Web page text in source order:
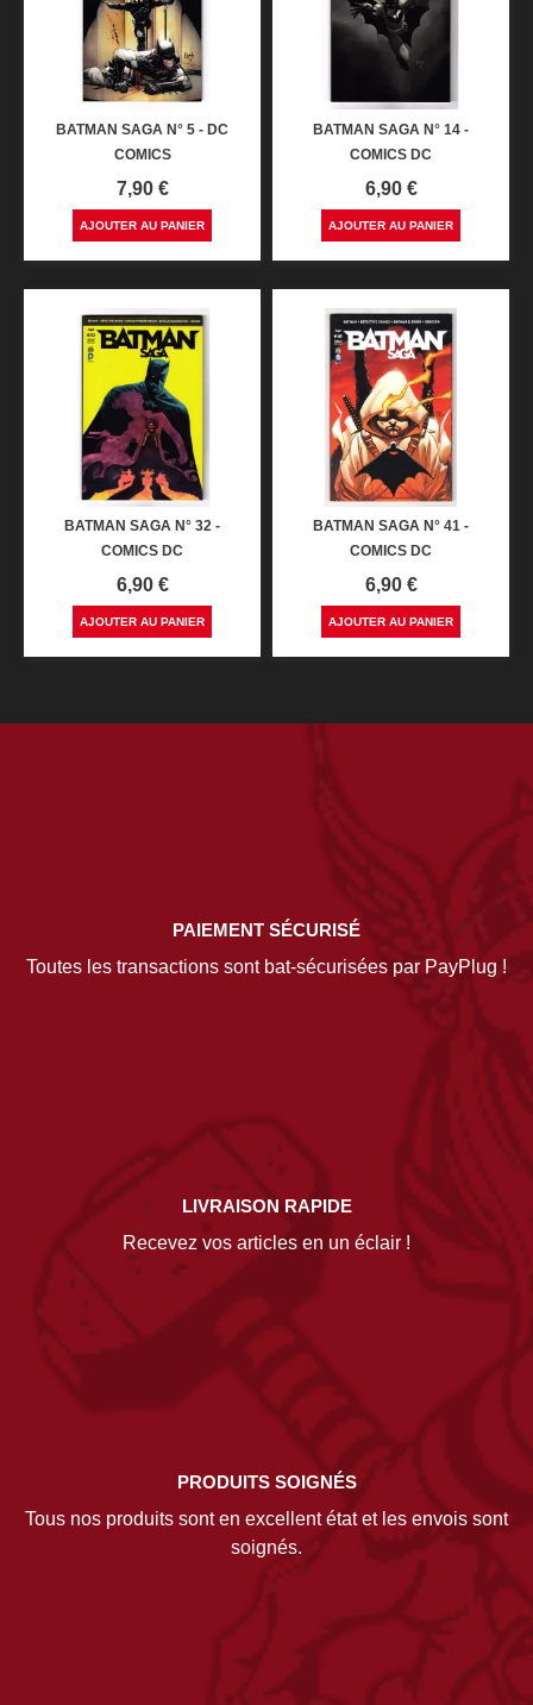
BATMAN SAGA N° 5 - DC
COMICS
Prix
7,90 €
AJOUTER AU PANIER
BATMAN SAGA N° 14 -
COMICS DC
Prix
6,90 €
AJOUTER AU PANIER
BATMAN SAGA N° 32 -
COMICS DC
Prix
6,90 €
AJOUTER AU PANIER
BATMAN SAGA N° 41 -
COMICS DC
Prix
6,90 €
AJOUTER AU PANIER
PAIEMENT SÉCURISÉ
Toutes les transactions sont bat-sécurisées par PayPlug !
LIVRAISON RAPIDE
Recevez vos articles en un éclair !
PRODUITS SOIGNÉS
Tous nos produits sont en excellent état et les envois sont
soignés.